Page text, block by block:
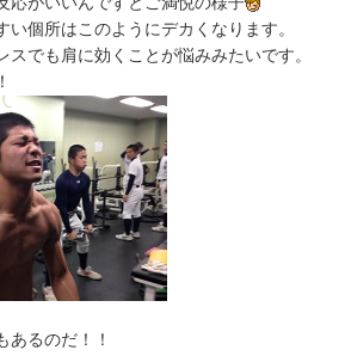
い個所はこのようにデカくなります。
スでも肩に効くことが悩みみたいです。
あるのだ！！